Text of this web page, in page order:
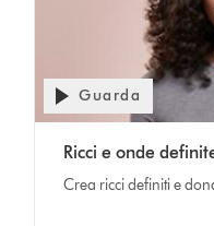
Transcript
Apri
trascrizione
Guarda
Ricci e onde
Crea ricci definiti e